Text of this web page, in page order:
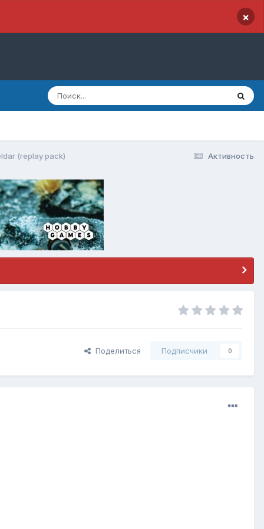
×
Активность
(replay pack)
Поделиться Подписчики 0